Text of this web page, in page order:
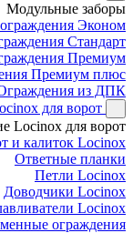
Модульные заборы
Эконом
Стандарт
Премиум
Премиум плюс
из ДПК
для ворот
Locinox для ворот
и калиток Locinox
Ответные планки
Петли Locinox
Доводчики Locinox
Locinox
ограждения